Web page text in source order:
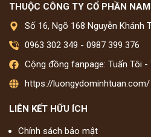
THUỘC CÔNG TY CỔ PHẦN
Số 16, Ngõ 168 Nguyễn Khánh
0963 302 349 - 0987 399 376
Cộng đồng fanpage: Tuấn Tôi -
https://luongydominhtuan.com/
LIÊN KẾT HỮU ÍCH
Chính sách bảo mật